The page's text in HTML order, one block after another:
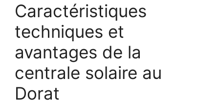
Caractéristiques
techniques et
avantages de la
centrale solaire au
Dorat